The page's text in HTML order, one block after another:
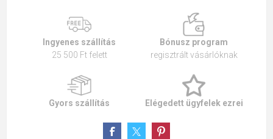
Ingyenes szállítás
25 500 Ft felett
Bónusz program
regisztrált vásárlóknak
Gyors szállítás Elégedett ügyfelek ezrei